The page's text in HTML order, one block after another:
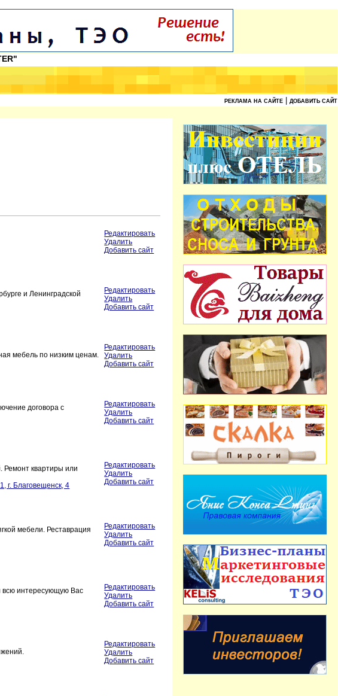
РЕКЛАМА НА САЙТЕ ДОБАВИТЬ САЙТ
Редактировать
Удалить
Добавить сайт
и Ленинградской
Редактировать
Удалить
Добавить сайт
мебель по низким ценам.
Редактировать
Удалить
Добавить сайт
договора с
Редактировать
Удалить
Добавить сайт
Ремонт квартиры или
г. Благовещенск, 4
Редактировать
Удалить
Добавить сайт
мебели. Реставрация
Редактировать
Удалить
Добавить сайт
всю интересующую Вас
Редактировать
Удалить
Добавить сайт
Редактировать
Удалить
Добавить сайт